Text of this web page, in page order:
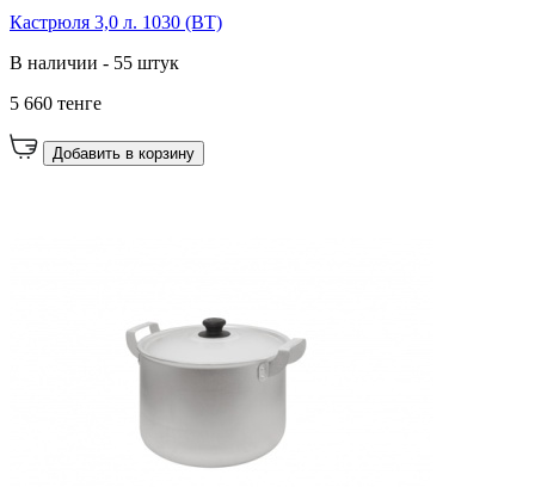
Кастрюля 3,0 л. 1030 (ВТ)
В наличии - 55 штук
5 660 тенге
Добавить в корзину